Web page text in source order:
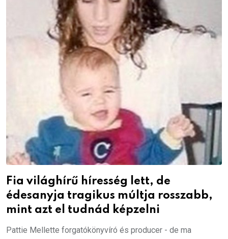
Fia világhírű híresség lett, de
édesanyja tragikus múltja rosszabb,
mint azt el tudnád képzelni
Pattie Mellette forgatókönyvíró és producer - de ma